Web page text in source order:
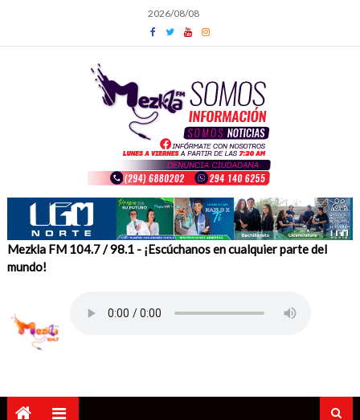
content
2026/08/08
Mezkla FM 104.7 / 98.1 - ¡Escúchanos en cualquier parte del
mundo!